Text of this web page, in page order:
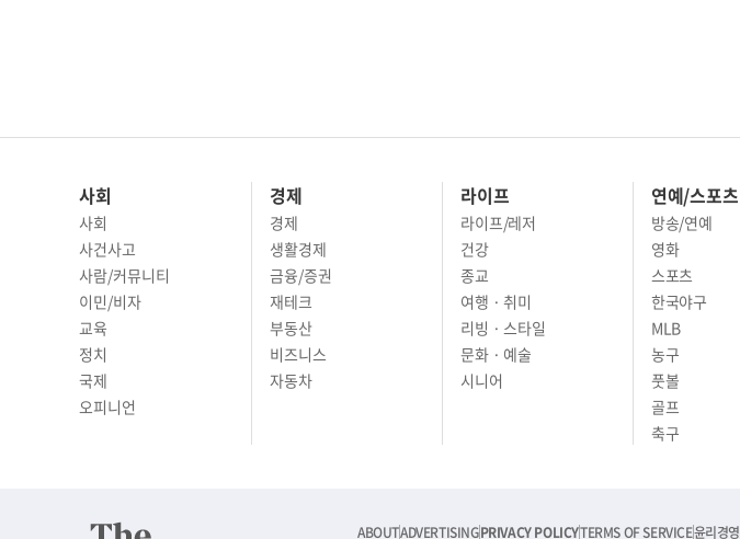
사회
사회
사건사고
사람/커뮤니티
이민/비자
교육
정치
국제
오피니언
경제
경제
생활경제
금융/증권
재테크
부동산
비즈니스
자동차
라이프
라이프/레저
건강
종교
여행 · 취미
리빙 · 스타일
문화 · 예술
시니어
연예/스포츠
방송/연예
영화
스포츠
한국야구
MLB
농구
풋볼
골프
축구
ABOUTADVERTISINGPRIVACY POLICYTERMS OF SERVICE윤리경영